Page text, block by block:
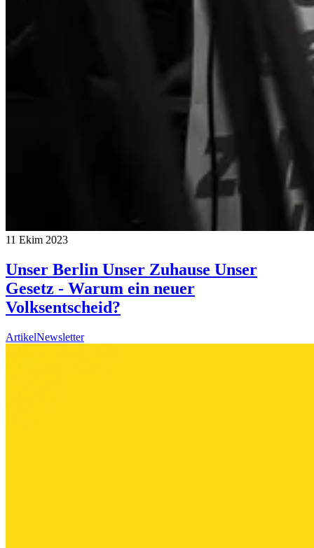
11 Ekim 2023
Unser Berlin Unser Zuhause Unser
Gesetz - Warum ein neuer
Volksentscheid?
ArtikelNewsletter